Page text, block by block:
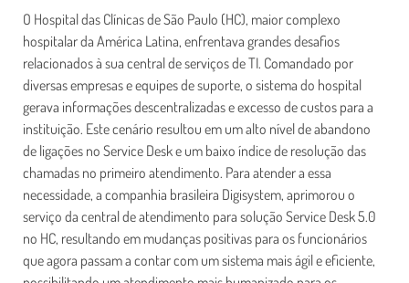
O Hospital das Clínicas de São Paulo (HC), maior complexo
hospitalar da América Latina, enfrentava grandes desafios
relacionados à sua central de serviços de TI. Comandado por
diversas empresas e equipes de suporte, o sistema do hospital
gerava informações descentralizadas e excesso de custos para a
instituição. Este cenário resultou em um alto nível de abandono
de ligações no Service Desk e um baixo índice de resolução das
chamadas no primeiro atendimento. Para atender a essa
necessidade, a companhia brasileira Digisystem, aprimorou o
serviço da central de atendimento para solução Service Desk 5.0
no HC, resultando em mudanças positivas para os funcionários
que agora passam a contar com um sistema mais ágil e eficiente,